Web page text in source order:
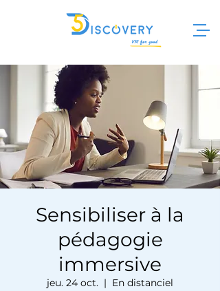
Sensibiliser à la
pédagogie
immersive
jeu. 24 oct.
  |
En distanciel